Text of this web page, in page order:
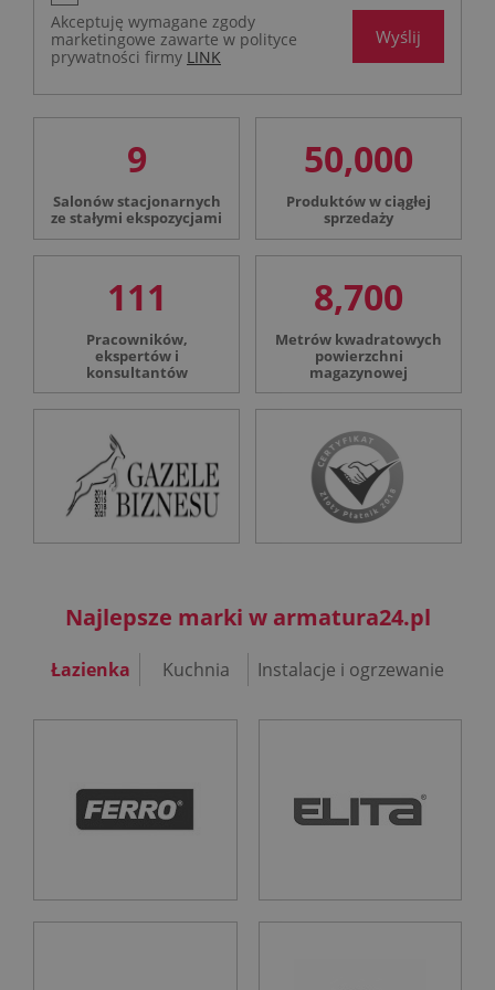
Akceptuję wymagane zgody
marketingowe zawarte w polityce
prywatności firmy LINK
Wyślij
9
Salonów stacjonarnych
ze stałymi ekspozycjami
50,000
Produktów w ciągłej
sprzedaży
111
Pracowników,
ekspertów i
konsultantów
8,700
Metrów kwadratowych
powierzchni
magazynowej
Najlepsze marki w armatura24.pl
Łazienka Kuchnia Instalacje i ogrzewanie